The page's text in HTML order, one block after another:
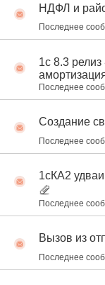
НДФЛ и
Последнее
1с 8.3
Последнее
Создание
Последнее
1сКА2
Последнее
Вызов из
Последнее